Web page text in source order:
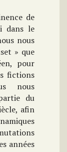
de
dans le
nous
» que
pour
fictions
nous
du
afin
années